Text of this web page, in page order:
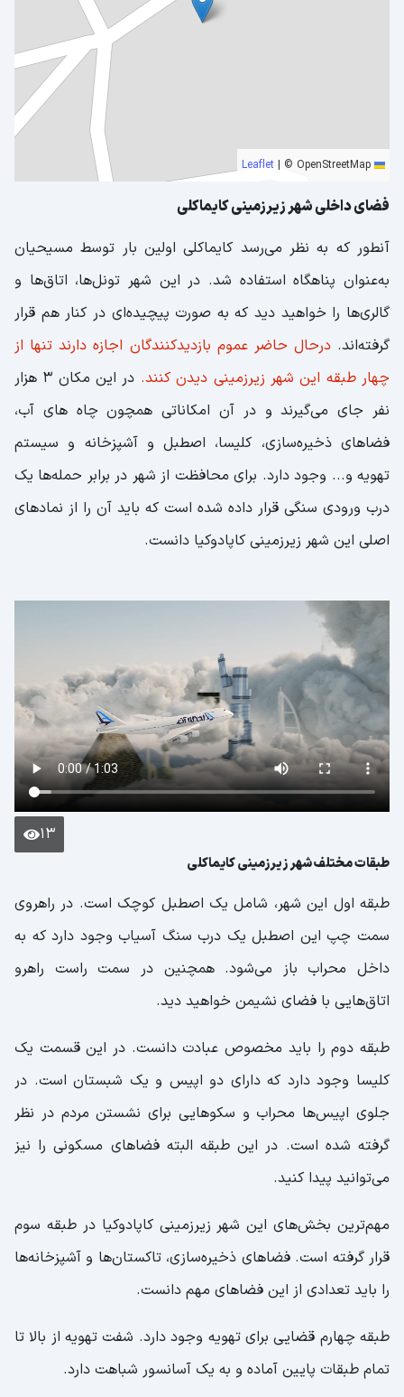
| © OpenStreetMap
فضای داخلی شهر زیرزمینی کایماکلی
آنطور که به نظر می‌رسد کایماکلی اولین بار توسط مسیحیان
به‌عنوان پناهگاه استفاده شد. در این شهر تونل‌ها، اتاق‌ها و
گالری‌ها را خواهید دید که به صورت پیچیده‌ای در کنار هم قرار
گرفته‌اند.درحال حاضر عموم بازدیدکنندگان اجازه دارند تنها از
چهار طبقه این شهر زیرزمینی دیدن کنند.
در این مکان 3 هزار
نفر جای می‌گیرند و در آن امکاناتی همچون چاه های آب،
فضاهای ذخیره‌سازی، کلیسا، اصطبل و آشپزخانه و سیستم
تهویه و... وجود دارد. برای محافظت از شهر در برابر حمله‌ها یک
درب ورودی سنگی قرار داده شده است که باید آن را از نمادهای
اصلی این شهر زیرزمینی کاپادوکیا دانست.
13
طبقات مختلف شهر زیرزمینی کایماکلی
طبقه اول این شهر، شامل یک اصطبل کوچک است. در راهروی
سمت چپ این اصطبل یک درب سنگ آسیاب وجود دارد که به
داخل محراب باز می‌شود. همچنین در سمت راست راهرو
اتاق‌هایی با فضای نشیمن خواهید دید.
طبقه دوم را باید مخصوص عبادت دانست. در این قسمت یک
کلیسا وجود دارد که دارای دو اپیس و یک شبستان است. در
جلوی اپیس‌ها محراب و سکوهایی برای نشستن مردم در نظر
گرفته شده است. در این طبقه البته فضاهای مسکونی را نیز
می‌توانید پیدا کنید.
مهم‌ترین بخش‌های این شهر زیرزمینی کاپادوکیا در طبقه سوم
قرار گرفته است. فضاهای ذخیره‌سازی، تاکستان‌ها و آشپزخانه‌ها
را باید تعدادی از این فضاهای مهم دانست.
طبقه چهارم قضایی برای تهویه وجود دارد. شفت تهویه از بالا تا
تمام طبقات پایین آماده و به یک آسانسور شباهت دارد.